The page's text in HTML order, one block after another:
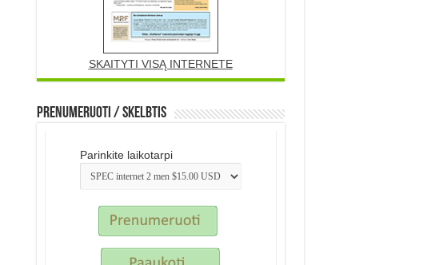
SKAITYTI VISĄ INTERNETE
Prenumeruoti / Skelbtis
Parinkite laikotarpi